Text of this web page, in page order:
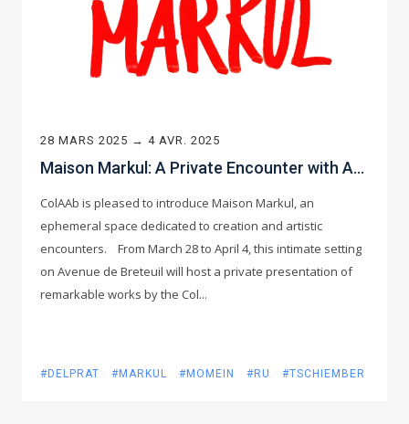
28 MARS 2025 → 4 AVR. 2025
Maison Markul: A Private Encounter with Art & Design
ColAAb is pleased to introduce Maison Markul, an
ephemeral space dedicated to creation and artistic
encounters. From March 28 to April 4, this intimate setting
on Avenue de Breteuil will host a private presentation of
remarkable works by the Col...
#DELPRAT #MARKUL #MOMEIN #RU #TSCHIEMBER